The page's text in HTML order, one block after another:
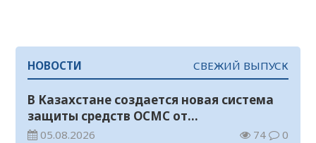
НОВОСТИ СВЕЖИЙ ВЫПУСК
В Казахстане создается новая система
защиты средств ОСМС от
необоснованных выплат
05.08.2026 74 0